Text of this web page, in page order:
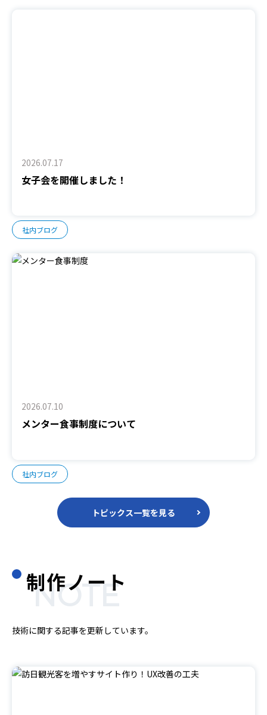
2026.07.17
女子会を開催しました！
社内ブログ
2026.07.10
メンター食事制度について
社内ブログ
トピックス一覧を見る
制作ノート
NOTE
技術に関する記事を更新しています。